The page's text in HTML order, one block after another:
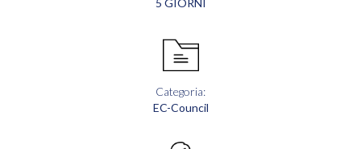
Categoria:
EC-Council